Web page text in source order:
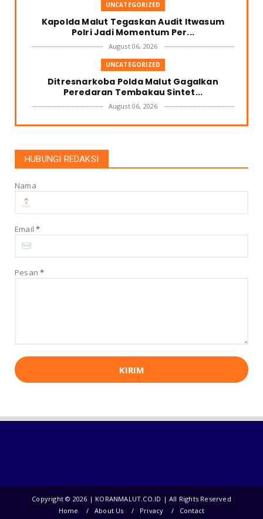
UNCATEGORIZED
Kapolda Malut Tegaskan Audit Itwasum
Polri Jadi Momentum Per...
August 06, 2026
UNCATEGORIZED
Ditresnarkoba Polda Malut Gagalkan
Peredaran Tembakau Sintet...
August 06, 2026
UNCATEGORIZED
INVESTOR PEMBELI KELAPA DATA...
August 04, 2026
Polda Malut Gelar Turnamen Esports
HUBUNGI REDAKSI
Nama
Email*
Pesan*
Copyright © 2026 | KORANMALUT.CO.ID | All Rights Reserved
Home
About Us Privacy Contact